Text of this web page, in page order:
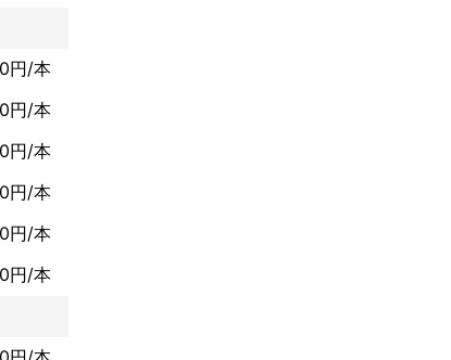
ます‼
円/本
円/本
円/本
円/本
円/本
円/本